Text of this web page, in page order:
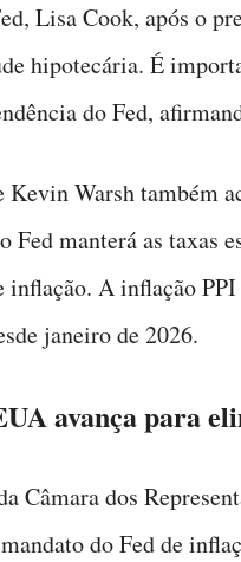
Lisa Cook, após o
hipotecária. É
do Fed,
Warsh também
Fed manterá as taxas
inflação. A inflação
janeiro de 2026.
avança para
Câmara dos
do Fed de